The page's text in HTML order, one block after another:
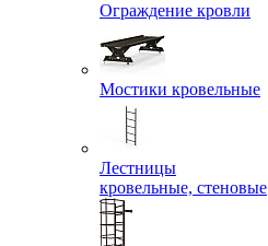
Ограждение кровли
Мостики кровельные
Лестницы
кровельные, стеновые